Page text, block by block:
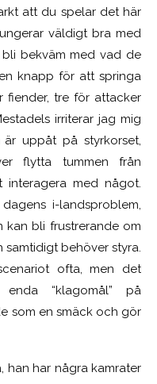
att du spelar det här
väldigt bra med
bekväm med vad de
knapp för att springa
tre för attacker
irriterar jag mig
uppåt på styrkorset,
flytta tummen från
interagera med något.
i-landsproblem,
kan bli frustrerande om
behöver styra.
ofta, men det
“klagomål” på
som en smäck och gör
han har några kamrater